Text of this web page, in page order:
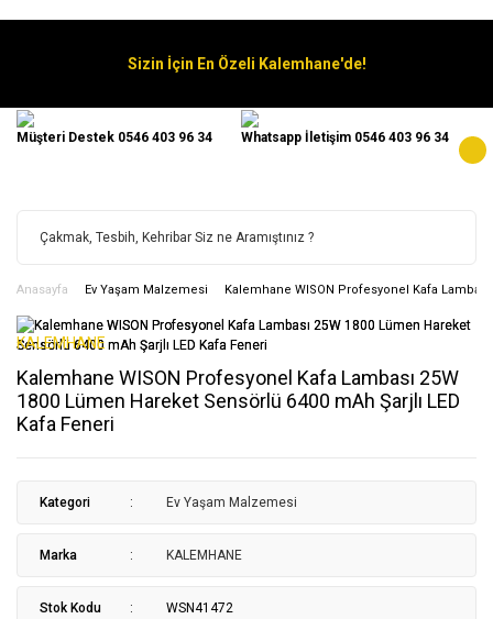
Sizin İçin En Özeli Kalemhane'de!
Müşteri Destek 0546 403 96 34 Whatsapp İletişim 0546 403 96 34
Anasayfa Ev Yaşam Malzemesi Kalemhane WISON Profesyonel Kafa
KALEMHANE
Kalemhane WISON Profesyonel Kafa Lambası 25W
1800 Lümen Hareket Sensörlü 6400 mAh Şarjlı LED
Kafa Feneri
Kategori Ev Yaşam Malzemesi
Marka KALEMHANE
Stok Kodu WSN41472